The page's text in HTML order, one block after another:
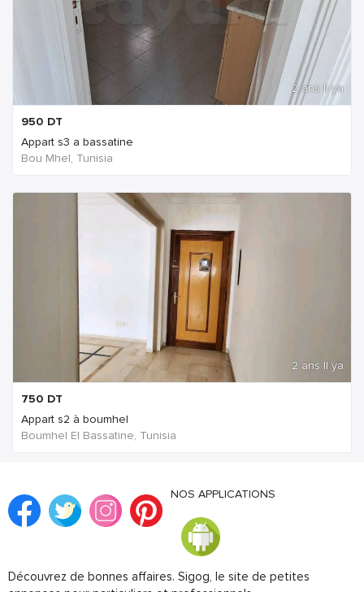
2 ans Il ya
950 DT
Appart s3 a bassatine
Bou Mhel, Tunisia
2 ans Il ya
750 DT
Appart s2 à boumhel
Boumhel El Bassatine, Tunisia
NOS APPLICATIONS
Découvrez de bonnes affaires. Sigog, le site de petites